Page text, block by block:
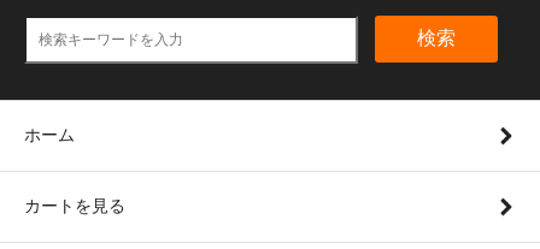
検索
ホーム
カートを見る